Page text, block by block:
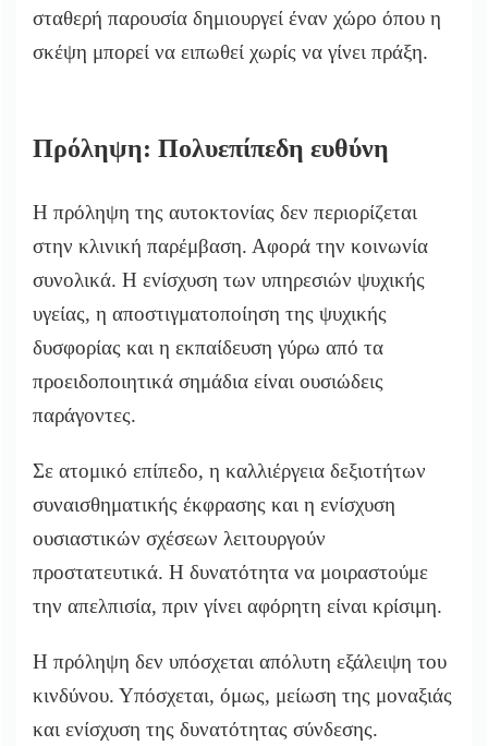
σταθερή παρουσία δημιουργεί έναν χώρο όπου η
σκέψη μπορεί να ειπωθεί χωρίς να γίνει πράξη.
Πρόληψη: Πολυεπίπεδη ευθύνη
Η πρόληψη της αυτοκτονίας δεν περιορίζεται
στην κλινική παρέμβαση. Αφορά την κοινωνία
συνολικά. Η ενίσχυση των υπηρεσιών ψυχικής
υγείας, η αποστιγματοποίηση της ψυχικής
δυσφορίας και η εκπαίδευση γύρω από τα
προειδοποιητικά σημάδια είναι ουσιώδεις
παράγοντες.
Σε ατομικό επίπεδο, η καλλιέργεια δεξιοτήτων
συναισθηματικής έκφρασης και η ενίσχυση
ουσιαστικών σχέσεων λειτουργούν
προστατευτικά. Η δυνατότητα να μοιραστούμε
την απελπισία, πριν γίνει αφόρητη είναι κρίσιμη.
Η πρόληψη δεν υπόσχεται απόλυτη εξάλειψη του
κινδύνου. Υπόσχεται, όμως, μείωση της μοναξιάς
και ενίσχυση της δυνατότητας σύνδεσης.